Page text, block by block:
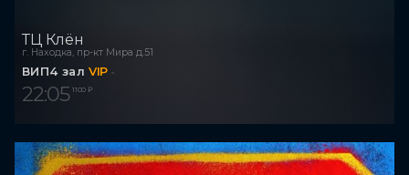
ТЦ Клён
г. Находка, пр-кт Мира д.51
ВИП4 зал VIP
22:05 1 100 ₽